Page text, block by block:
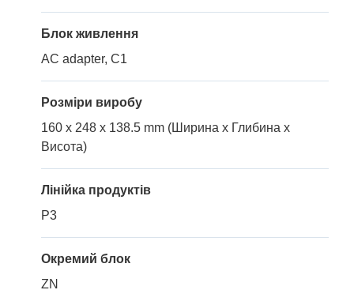
Блок живлення
AC adapter, C1
Розміри виробу
160 x 248 x 138.5 mm (Ширина x Глибина x
Висота)
Лінійка продуктів
P3
Окремий блок
ZN